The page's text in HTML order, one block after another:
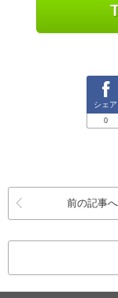
シェア
0
前の記事へ